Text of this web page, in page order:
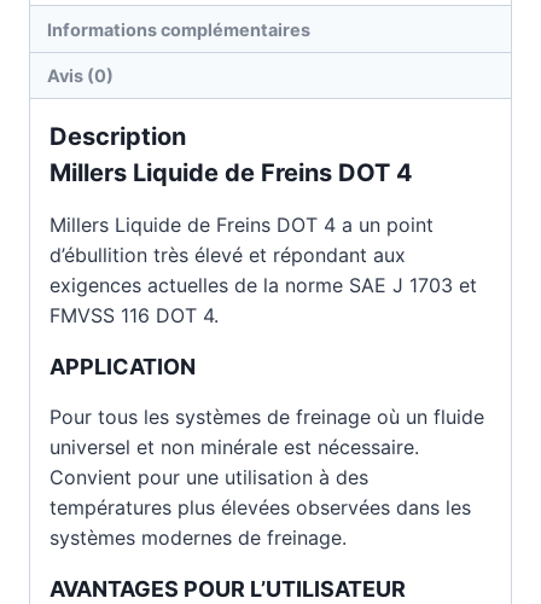
Informations complémentaires
Avis (0)
Description
Millers Liquide de Freins DOT 4
Millers Liquide de Freins DOT 4 a un point
d’ébullition très élevé et répondant aux
exigences actuelles de la norme SAE J 1703 et
FMVSS 116 DOT 4.
APPLICATION
Pour tous les systèmes de freinage où un fluide
universel et non minérale est nécessaire.
Convient pour une utilisation à des
températures plus élevées observées dans les
systèmes modernes de freinage.
AVANTAGES POUR L’UTILISATEUR